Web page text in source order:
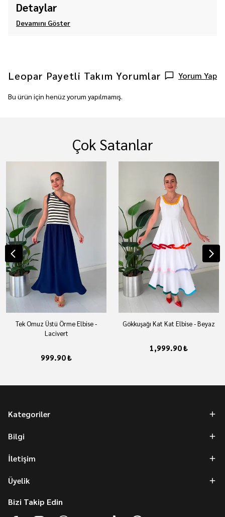
Detaylar
Devamını Göster
Leopar Payetli Takım Yorumlar Yorum Yap
Bu ürün için henüz yorum yapılmamış.
Çok Satanlar
Tek Omuz Üstü Örme Elbise -
Lacivert
999.90 ₺
Gökkuşağı Kat Kat Elbise - Beyaz
1,999.90 ₺
Kategoriler
Bilgi
İletişim
Üyelik
Bizi Takip Edin